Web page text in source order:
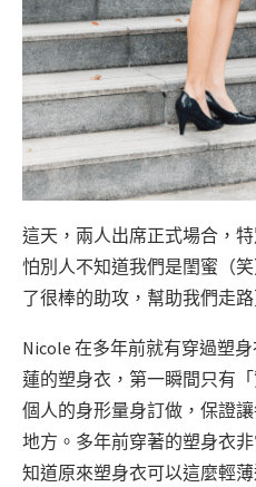
這天，兩人出席正式場合，
怕別人不知道我們是閨蜜（
了很棒的助攻，幫助我們走
Nicole 在多年前就有穿過塑
蓮的塑身衣，第一瞬間只有
個人的身形量身訂做，保證
地方。多年前穿著的塑身衣
知道原來塑身衣可以這麼輕